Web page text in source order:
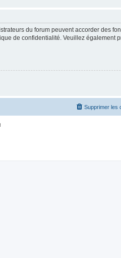
du forum peuvent accorder des
de confidentialité. Veuillez également
Supprimer les